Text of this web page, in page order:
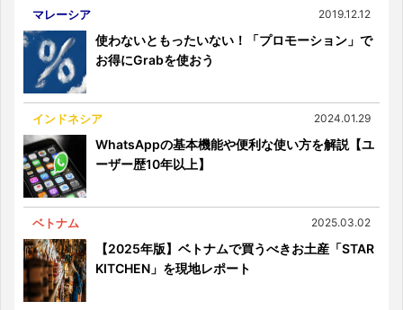
マレーシア 2019.12.12
使わないともったいない！「プロモーション」で
お得にGrabを使おう
インドネシア 2024.01.29
WhatsAppの基本機能や便利な使い方を解説【ユ
ーザー歴10年以上】
ベトナム 2025.03.02
【2025年版】ベトナムで買うべきお土産「STAR
KITCHEN」を現地レポート